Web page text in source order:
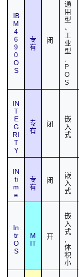
IB
M
4
6
9
0
O
S
专
有
闭
通
用
型
、
工
业
型
P
O
S
IN
T
E
G
RI
T
Y
专
有
闭
嵌
入
式
IN
ti
m
e
专
有
闭
嵌
入
式
In
tr
O
S
M
IT
开
嵌
入
式
体
积
小